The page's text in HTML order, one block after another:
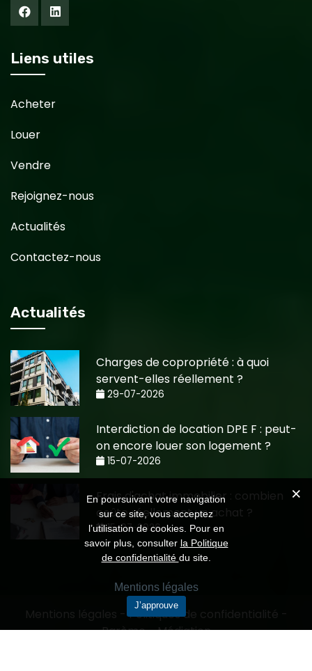
Liens utiles
Acheter
Louer
Vendre
Rejoignez-nous
Actualités
Contactez-nous
Actualités
Charges de copropriété : à quoi
servent-elles réellement ?
29-07-2026
Interdiction de location DPE F : peut-
on encore louer son logement ?
15-07-2026
Frais d'achat immobilier : combien
coûte réellement un achat ?
15-07-2026
-Politiques de confidentialité -
Barème-Médiation
En poursuivant votre navigation
sur ce site, vous acceptez
l’utilisation de cookies. Pour en
savoir plus, consulter la Politique
de confidentialité du site.
Mentions légales
J’approuve